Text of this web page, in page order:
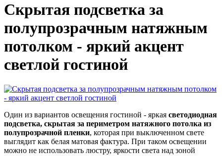
Скрытая подсветка за
полупрозрачным натяжным
потолком - яркий акцент
светлой гостиной
Один из вариантов освещения гостиной - яркая светодиодная
подсветка, скрытая за периметром натяжного потолка из
полупрозрачной пленки, которая при выключенном свете
выглядит как белая матовая фактура. При таком освещении
можно не использовать люстру, яркости света над зоной